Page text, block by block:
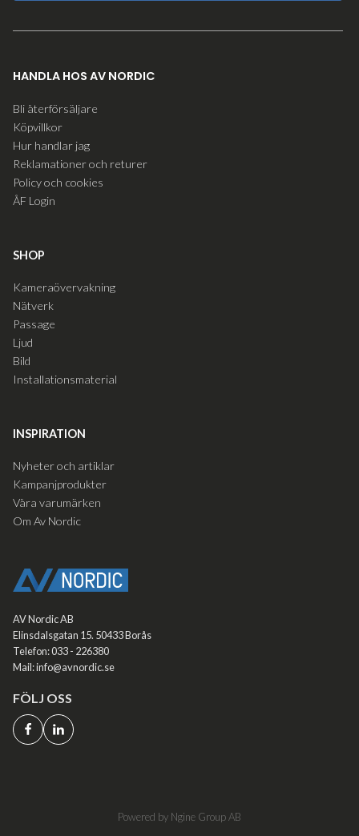
AV Nordic AB
Elinsdalsgatan 15. 50433 Borås
Telefon: 033 - 226380
Mail: info@avnordic.se
FÖLJ OSS
HANDLA HOS AV NORDIC
Bli återförsäljare
Köpvillkor
Hur handlar jag
Reklamationer och returer
Policy och cookies
ÅF Login
SHOP
Kameraövervakning
Nätverk
Passage
Ljud
Bild
Installationsmaterial
INSPIRATION
Nyheter och artiklar
Kampanjprodukter
Våra varumärken
Om Av Nordic
Powered by Ngine Group AB